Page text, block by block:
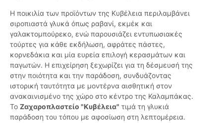
Η ποικιλία των προϊόντων της Κυβέλεια περιλαμβάνει
σιροπιαστά γλυκά όπως ραβανί, εκμέκ και
γαλακτομπούρεκο, ενώ παρουσιάζει εντυπωσιακές
τούρτες για κάθε εκδήλωση, αφράτες πάστες,
κορνεδάκια και μία ευρεία επιλογή κερασμάτων και
παγωτών. Η επιχείρηση ξεχωρίζει για τη δέσμευσή της
στην ποιότητα και την παράδοση, συνδυάζοντας
ιστορική ταυτότητα με μοντέρνα αισθητική στον
ανακαινισμένο της χώρο στο κέντρο της Καλαμπάκας.
Το Ζαχαροπλαστείο "Κυβέλεια" τιμά τη γλυκιά
παράδοση του τόπου με αφοσίωση στη λεπτομέρεια.